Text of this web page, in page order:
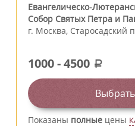
Евангелическо-
Собор Святых Петра и
г. Москва, Старосадский
1000-4500 a
Показаны полные цены